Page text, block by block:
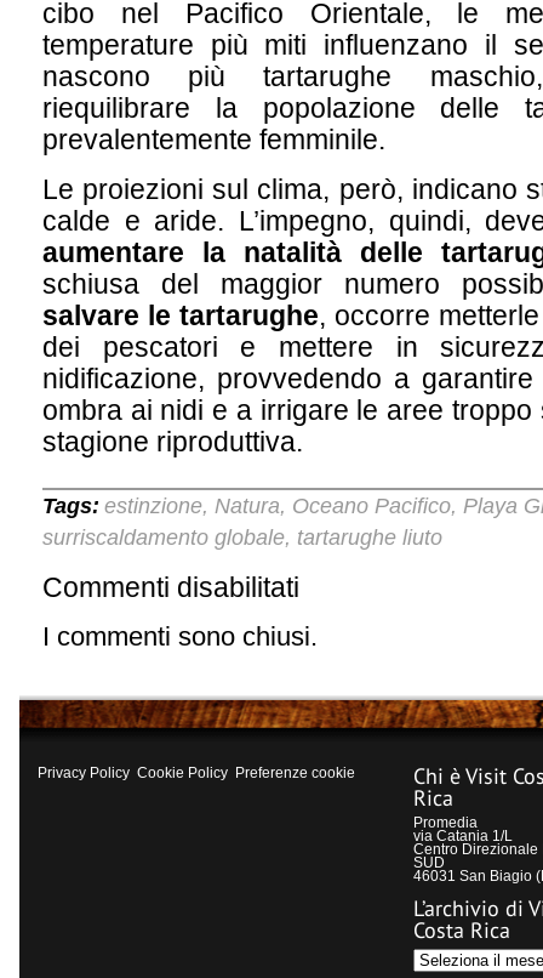
cibo nel Pacifico Orientale, le
temperature più miti influenzano il
nascono più tartarughe
riequilibrare la popolazione delle
prevalentemente femminile.
Le proiezioni sul clima, però, indicano
calde e aride. L’impegno, quindi,
aumentare la natalità delle
schiusa del maggior numero
salvare le tartarughe, occorre
dei pescatori e mettere in
nidificazione, provvedendo a
ombra ai nidi e a irrigare le aree
stagione riproduttiva.
Tags: estinzione, Natura, Oceano Pacifico, Playa
surriscaldamento globale, tartarughe liuto
Commenti disabilitati
liuto
estinzione
I commenti sono chiusi.
Privacy Policy Cookie Policy Preferenze cookie Chi è Visit
Rica
Promedia
via Catania 1/L
Centro Direzionale
SUD
46031 San Biagio
L’archivio di
Costa Rica
L’archivio
di